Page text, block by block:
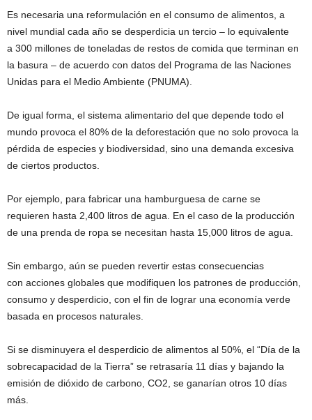
Es necesaria una reformulación en el consumo de alimentos, a
nivel mundial cada año se desperdicia un tercio – lo equivalente
a 300 millones de toneladas de restos de comida que terminan en
la basura – de acuerdo con datos del Programa de las Naciones
Unidas para el Medio Ambiente (PNUMA).
De igual forma, el sistema alimentario del que depende todo el
mundo provoca el 80% de la deforestación que no solo provoca la
pérdida de especies y biodiversidad, sino una demanda excesiva
de ciertos productos.
Por ejemplo, para fabricar una hamburguesa de carne se
requieren hasta 2,400 litros de agua. En el caso de la producción
de una prenda de ropa se necesitan hasta 15,000 litros de agua.
Sin embargo, aún se pueden revertir estas consecuencias
con acciones globales que modifiquen los patrones de producción,
consumo y desperdicio, con el fin de lograr una economía verde
basada en procesos naturales.
Si se disminuyera el desperdicio de alimentos al 50%, el “Día de la
sobrecapacidad de la Tierra” se retrasaría 11 días y bajando la
emisión de dióxido de carbono, CO2, se ganarían otros 10 días
más.